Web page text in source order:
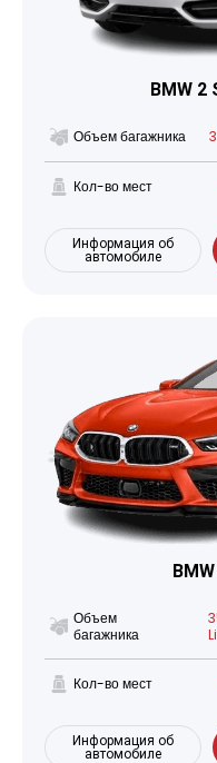
BMW 2
Объем багажника
Кол-во мест
Информация об
автомобиле
Объем
багажника
Кол-во мест
Информация об
автомобиле